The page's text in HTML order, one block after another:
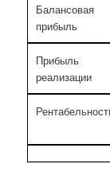
Балансовая
прибыль
Прибыль
реализации